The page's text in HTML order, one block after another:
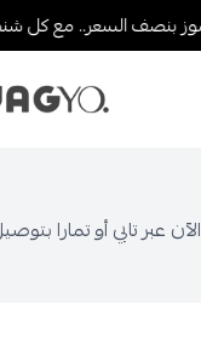
السعر.. مع كل
FASHION
عبر تابي أو تمارا